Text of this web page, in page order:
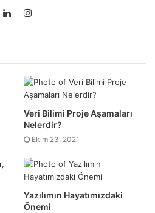
Instagram
Veri Bilimi Proje Aşamaları
Nelerdir?
Ekim 23, 2021
Yazılımın Hayatımızdaki
Önemi